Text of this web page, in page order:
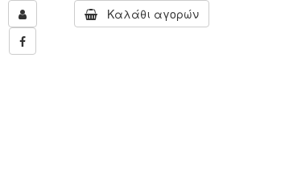
Καλάθι αγορών